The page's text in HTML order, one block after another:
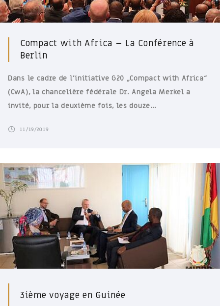
Compact with Africa – La Conférence à
Berlin
Dans le cadre de l’initiative G20 „Compact with Africa“
(CwA), la chancelière fédérale Dr. Angela Merkel a
invité, pour la deuxième fois, les douze…
11/19/2019
3ième voyage en Guinée